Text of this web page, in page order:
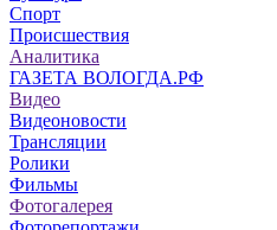
Спорт
Происшествия
Аналитика
ГАЗЕТА ВОЛОГДА.РФ
Видео
Видеоновости
Трансляции
Ролики
Фильмы
Фотогалерея